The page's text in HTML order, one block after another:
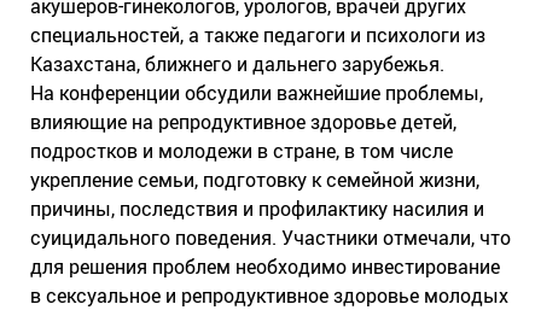
акушеров-гинекологов, урологов, врачей других
специальностей, а также педагоги и психологи из
Казахстана, ближнего и дальнего зарубежья.
На конференции обсудили важнейшие проблемы,
влияющие на репродуктивное здоровье детей,
подростков и молодежи в стране, в том числе
укрепление семьи, подготовку к семейной жизни,
причины, последствия и профилактику насилия и
суицидального поведения. Участники отмечали, что
для решения проблем необходимо инвестирование
в сексуальное и репродуктивное здоровье молодых